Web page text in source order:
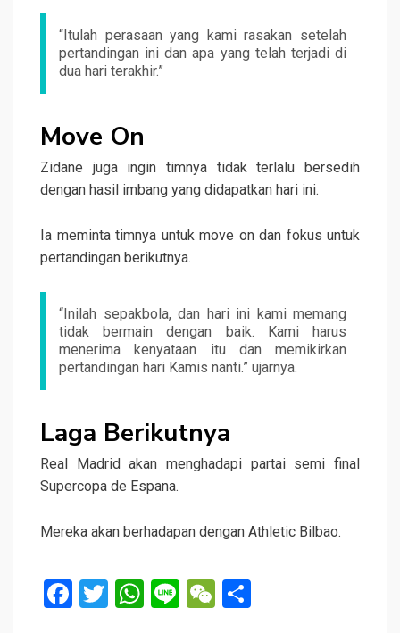
“Itulah perasaan yang kami rasakan setelah
pertandingan ini dan apa yang telah terjadi di
dua hari terakhir.”
Move On
Zidane juga ingin timnya tidak terlalu bersedih
dengan hasil imbang yang didapatkan hari ini.
Ia meminta timnya untuk move on dan fokus untuk
pertandingan berikutnya.
“Inilah sepakbola, dan hari ini kami memang
tidak bermain dengan baik. Kami harus
menerima kenyataan itu dan memikirkan
pertandingan hari Kamis nanti.” ujarnya.
Laga Berikutnya
Real Madrid akan menghadapi partai semi final
Supercopa de Espana.
Mereka akan berhadapan dengan Athletic Bilbao.
F
T
W Li
W